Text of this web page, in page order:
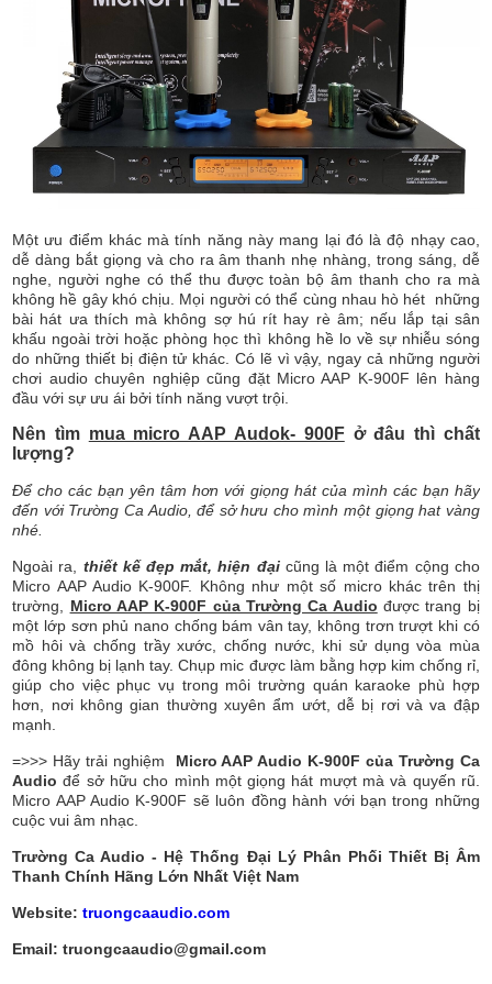
Một ưu điểm khác mà tính năng này mang lại đó là độ nhạy cao,
dễ dàng bắt giọng và cho ra âm thanh nhẹ nhàng, trong sáng, dễ
nghe, người nghe có thể thu được toàn bộ âm thanh cho ra mà
không hề gây khó chịu. Mọi người có thể cùng nhau hò hét những
bài hát ưa thích mà không sợ hú rít hay rè âm; nếu lắp tại sân
khấu ngoài trời hoặc phòng học thì không hề lo về sự nhiễu sóng
do những thiết bị điện tử khác. Có lẽ vì vậy, ngay cả những người
chơi audio chuyên nghiệp cũng đặt Micro AAP K-900F lên hàng
đầu với sự ưu ái bởi tính năng vượt trội.
Nên tìm mua micro AAP Audok- 900Fở đâu thì chất
lượng?
Để cho các bạn yên tâm hơn với giọng hát của mình các bạn hãy
đến với Trường Ca Audio, để sở hưu cho mình một giọng hat vàng
nhé.
Ngoài ra, thiết kế đẹp mắt, hiện đạicũng là một điểm cộng cho
Micro AAP Audio K-900F. Không như một số micro khác trên thị
trường, Micro AAP K-900F của Trường Ca Audio được trang bị
một lớp sơn phủ nano chống bám vân tay, không trơn trượt khi có
mồ hôi và chống trầy xước, chống nước, khi sử dụng vòa mùa
đông không bị lạnh tay. Chụp mic được làm bằng hợp kim chống rỉ,
giúp cho việc phục vụ trong môi trường quán karaoke phù hợp
hơn, nơi không gian thường xuyên ẩm ướt, dễ bị rơi và va đập
mạnh.
=>>> Hãy trải nghiệm Micro AAP Audio K-900F của Trường Ca
Audio để sở hữu cho mình một giọng hát mượt mà và quyến rũ.
Micro AAP Audio K-900F sẽ luôn đồng hành với bạn trong những
cuộc vui âm nhạc.
Trường Ca Audio - Hệ Thống Đại Lý Phân Phối Thiết Bị Âm
Thanh Chính Hãng Lớn Nhất Việt Nam
Website:truongcaaudio.com
Email: truongcaaudio@gmail.com